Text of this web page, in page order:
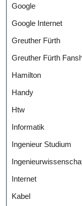
Google
Google Internet
Greuther Fürth
Greuther Fürth
Hamilton
Handy
Htw
Informatik
Ingenieur Studium
Internet
Kabel